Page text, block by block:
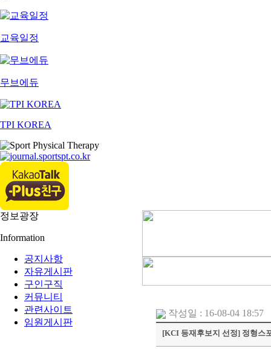
교육일정
무브에듀
TPI KOREA
정보광장
Information
공지사항
자유게시판
구인구직
커뮤니티
관련사이트
임원게시판
작성일 : 16-08-04 18:57
[KCI 등재후보지 선정] 정형스